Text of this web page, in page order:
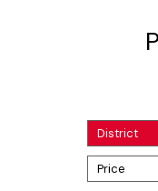
District
Price